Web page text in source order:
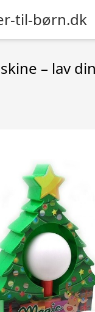
til-børn.dk
– lav